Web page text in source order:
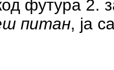
футура 2.
питан, ја